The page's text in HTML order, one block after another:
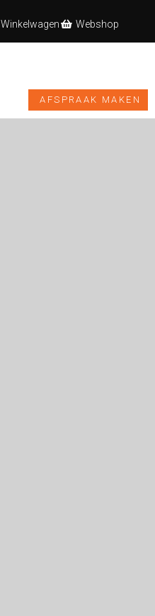
Winkelwagen Webshop
AFSPRAAK MAKEN